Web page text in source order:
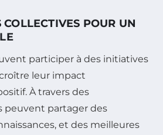
POUR UN
participer à des initiatives
leur impact
À travers des
peuvent partager des
et des meilleures